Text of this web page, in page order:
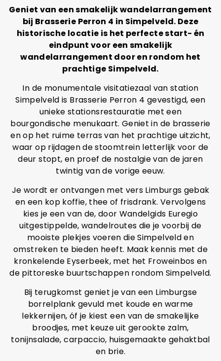
Geniet van een smakelijk wandelarrangement
bij Brasserie Perron 4 in Simpelveld. Deze
historische locatie is het perfecte start- én
eindpunt voor een smakelijk
wandelarrangement door en rondom het
prachtige Simpelveld.
In de monumentale visitatiezaal van station
Simpelveld is Brasserie Perron 4 gevestigd, een
unieke stationsrestauratie met een
bourgondische menukaart. Geniet in de brasserie
en op het ruime terras van het prachtige uitzicht,
waar op rijdagen de stoomtrein letterlijk voor de
deur stopt, en proef de nostalgie van de jaren
twintig van de vorige eeuw.
Je wordt er ontvangen met vers Limburgs gebak
en een kop koffie, thee of frisdrank. Vervolgens
kies je een van de, door Wandelgids Euregio
uitgestippelde, wandelroutes die je voorbij de
mooiste plekjes voeren die Simpelveld en
omstreken te bieden heeft. Maak kennis met de
kronkelende Eyserbeek, met het Froweinbos en
de pittoreske buurtschappen rondom Simpelveld.
Bij terugkomst geniet je van een Limburgse
borrelplank gevuld met koude en warme
lekkernijen, óf je kiest een van de smakelijke
broodjes, met keuze uit gerookte zalm,
tonijnsalade, carpaccio, huisgemaakte gehaktbal
en brie.